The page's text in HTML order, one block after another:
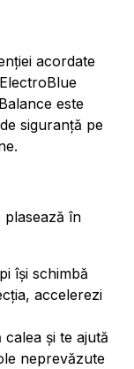
acordate
este
siguranță pe
plasează în
își schimbă
accelerezi
și te ajută
neprevăzute